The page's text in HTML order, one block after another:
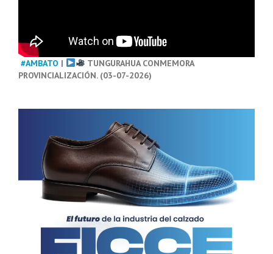
#AMBATO |
TUNGURAHUA CONMEMORA
PROVINCIALIZACIÓN. (03-07-2026)